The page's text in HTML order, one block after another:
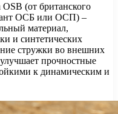
(от британского
ОСБ или ОСП) –
материал,
и синтетических
стружки во внешних
прочностные
к динамическим и